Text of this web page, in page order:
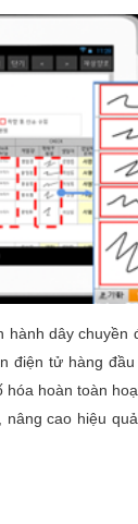
dây chuyền
điện tử hàng
hoàn toàn
cao hiệu